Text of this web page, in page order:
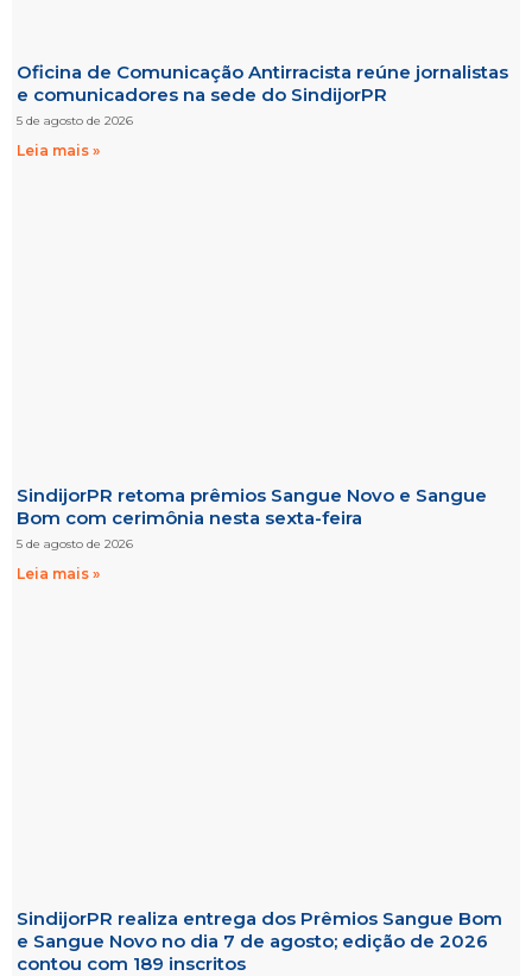
Oficina de Comunicação Antirracista reúne jornalistas
e comunicadores na sede do SindijorPR
5 de agosto de 2026
Leia mais »
SindijorPR retoma prêmios Sangue Novo e Sangue
Bom com cerimônia nesta sexta-feira
5 de agosto de 2026
Leia mais »
SindijorPR realiza entrega dos Prêmios Sangue Bom
e Sangue Novo no dia 7 de agosto; edição de 2026
contou com 189 inscritos